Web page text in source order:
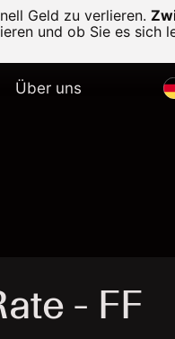
Geld zu verlieren.
und ob Sie es sich
Über uns
- FF